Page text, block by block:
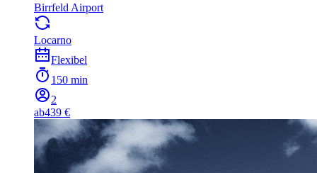
Birrfeld Airport
Locarno
Flexibel
150 min
2
ab439 €